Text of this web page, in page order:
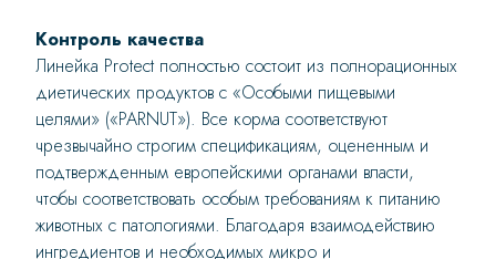
Контроль качества
Линейка Protect полностью состоит из полнорационных
диетических продуктов с «Особыми пищевыми
целями» («PARNUT»). Все корма соответствуют
чрезвычайно строгим спецификациям, оцененным и
подтвержденным европейскими органами власти,
чтобы соответствовать особым требованиям к питанию
животных с патологиями. Благодаря взаимодействию
ингредиентов и необходимых микро и